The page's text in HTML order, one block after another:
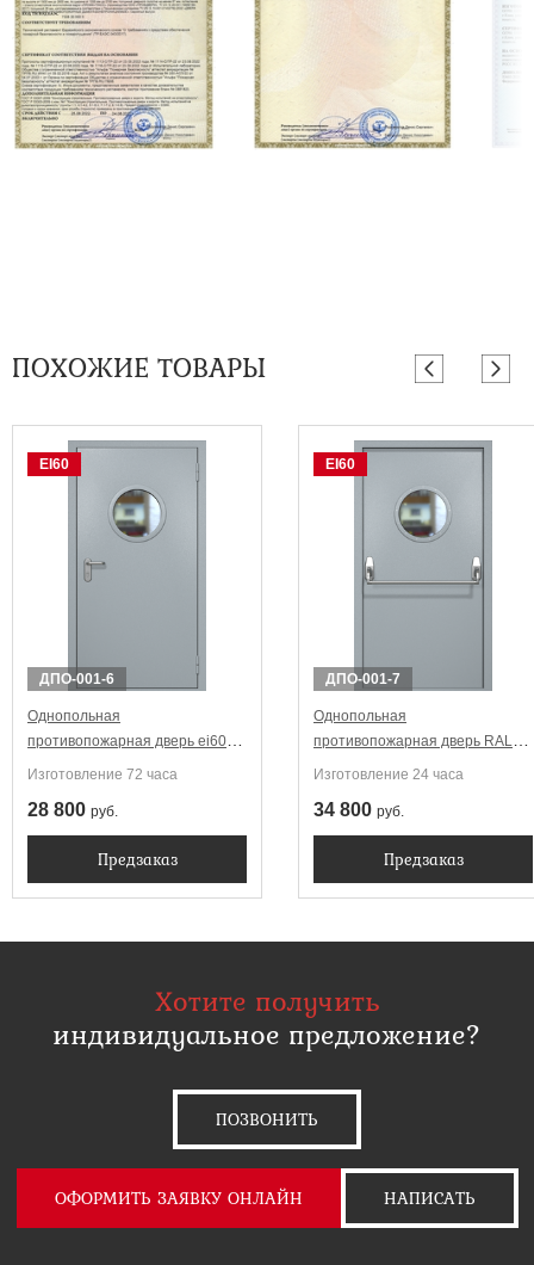
ПОХОЖИЕ ТОВАРЫ
EI60
ДПО-001-6
Однопольная
противопожарная дверь ei60
RAL 7040 с круглым
Изготовление 72 часа
28 800 руб.
Предзаказ
EI60
ДПО-001-7
Однопольная
противопожарная дверь RAL
7040 ei60 Антипаника с круглым
Изготовление 24 часа
34 800 руб.
Предзаказ
Хотите получить
индивидуальное предложение?
ПОЗВОНИТЬ
ОФОРМИТЬ ЗАЯВКУ ОНЛАЙН НАПИСАТЬ